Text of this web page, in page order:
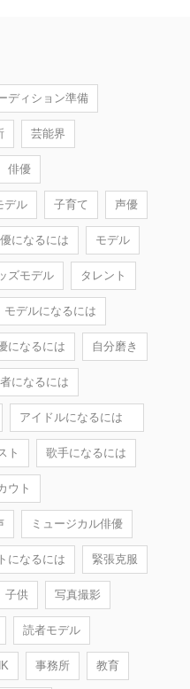
ディション準備
芸能界
俳優
デル 子育て 声優
になるには モデル
ズモデル タレント
モデルになるには
になるには 自分磨き
になるには
アイドルになるには
ト 歌手になるには
ウト
ミュージカル俳優
になるには 緊張克服
子供 写真撮影
読者モデル
事務所 教育